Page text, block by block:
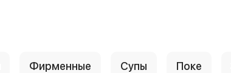
Фирменные Супы Поке